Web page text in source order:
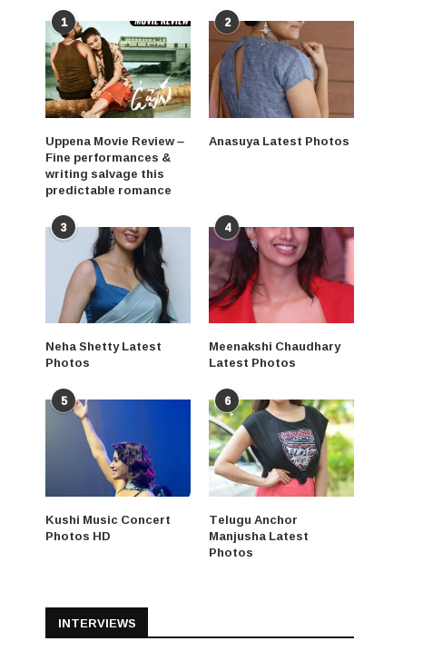
1
Uppena Movie Review –
Fine performances &
writing salvage this
predictable romance
2
Anasuya Latest Photos
3
Neha Shetty Latest
Photos
4
Meenakshi Chaudhary
Latest Photos
5
Kushi Music Concert
Photos HD
6
Telugu Anchor
Manjusha Latest
Photos
INTERVIEWS